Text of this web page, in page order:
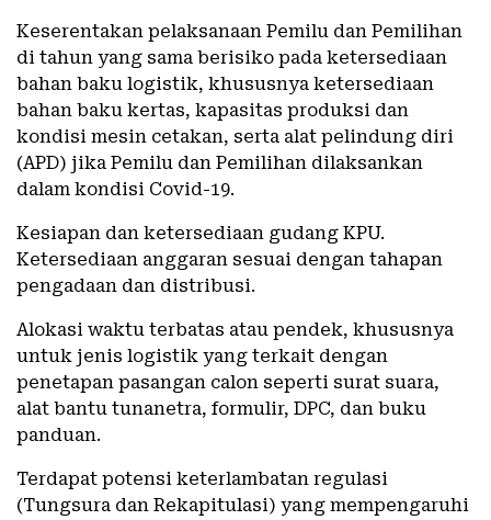
Keserentakan pelaksanaan Pemilu dan Pemilihan
di tahun yang sama berisiko pada ketersediaan
bahan baku logistik, khususnya ketersediaan
bahan baku kertas, kapasitas produksi dan
kondisi mesin cetakan, serta alat pelindung diri
(APD) jika Pemilu dan Pemilihan dilaksankan
dalam kondisi Covid-19.
Kesiapan dan ketersediaan gudang KPU.
Ketersediaan anggaran sesuai dengan tahapan
pengadaan dan distribusi.
Alokasi waktu terbatas atau pendek, khususnya
untuk jenis logistik yang terkait dengan
penetapan pasangan calon seperti surat suara,
alat bantu tunanetra, formulir, DPC, dan buku
panduan.
Terdapat potensi keterlambatan regulasi
(Tungsura dan Rekapitulasi) yang mempengaruhi